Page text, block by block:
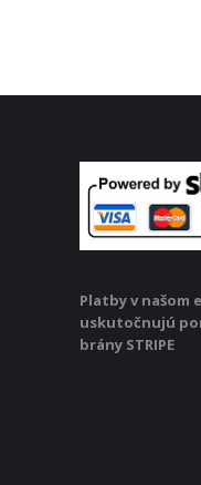
Platby v našom
uskutočnujú
brány STRIPE